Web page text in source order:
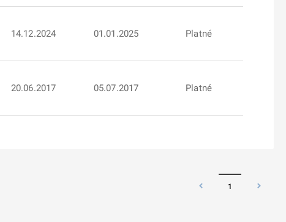
14.12.2024 01.01.2025 Platné
20.06.2017 05.07.2017 Platné
1